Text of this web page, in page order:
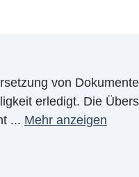
von
erledigt. Die
... Mehr anzeigen